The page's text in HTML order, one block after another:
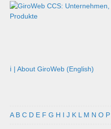
ℹ️ | About GiroWeb (English)
A B C D E F G H I J K L M N O P